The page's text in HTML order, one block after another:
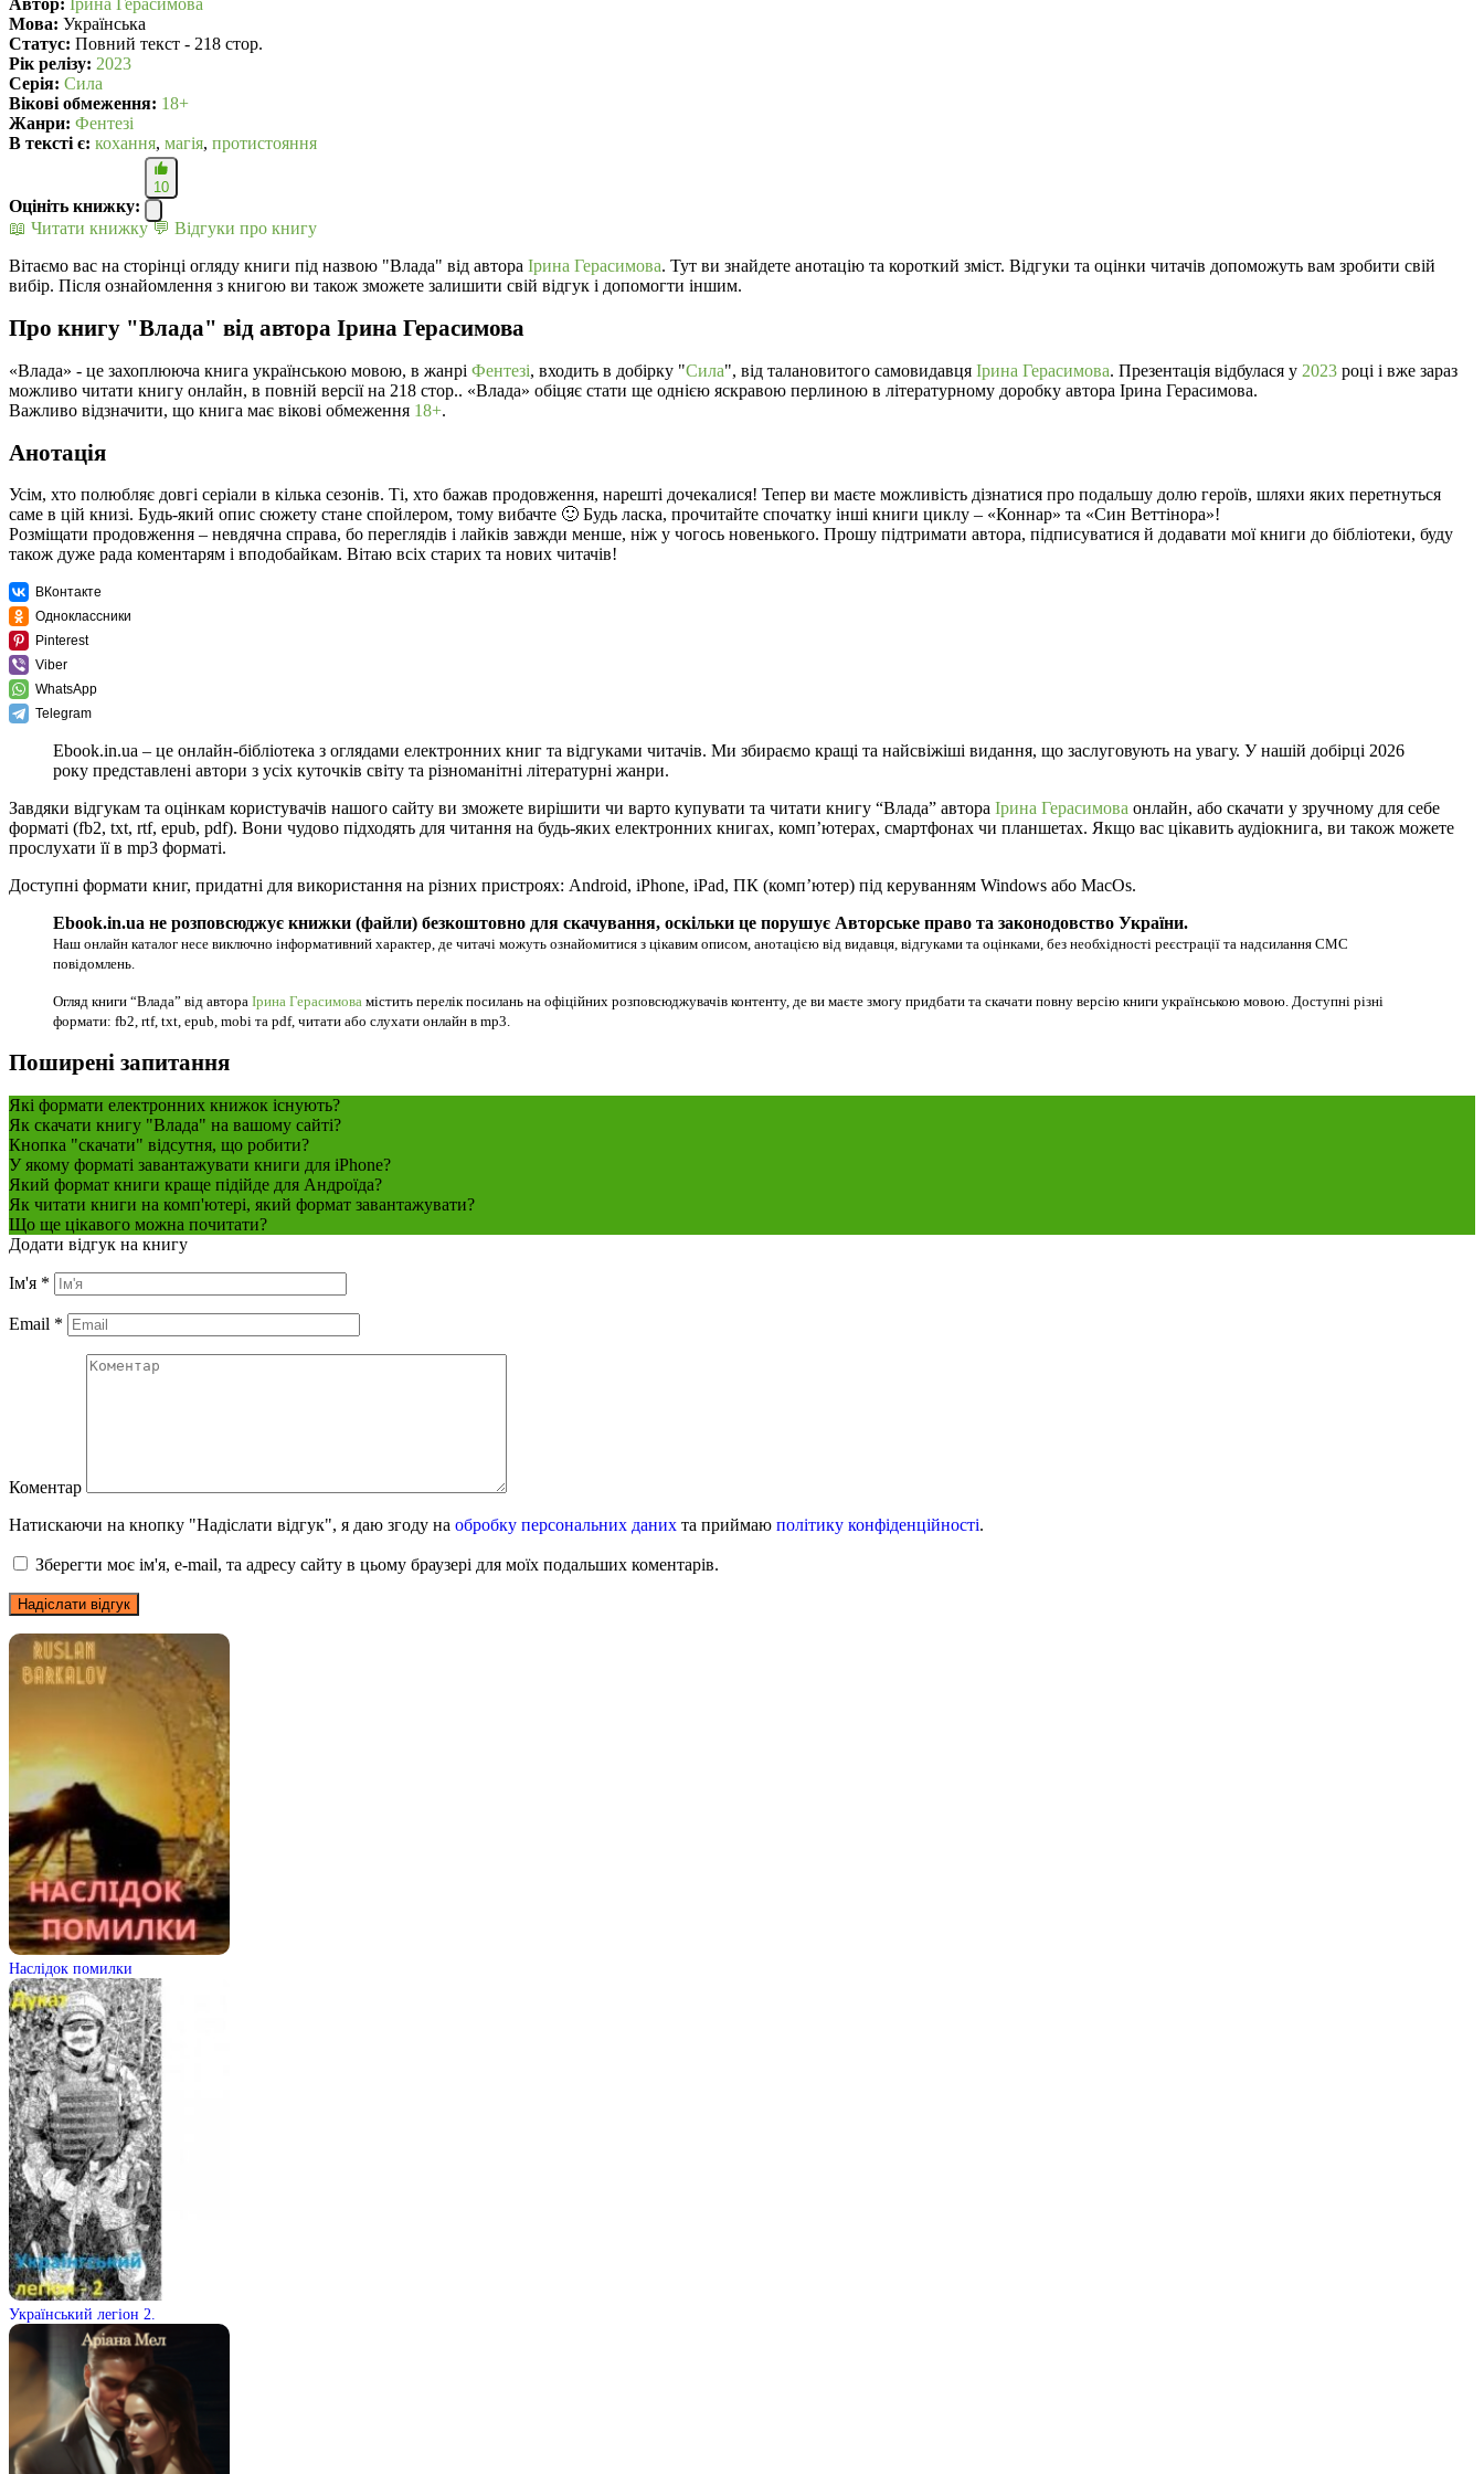
Автор: Ірина Герасимова
Мова: Українська
Статус: Повний текст - 218 стор.
Рік релізу: 2023
Серія: Сила
Вікові обмеження: 18+
Жанри: Фентезі
В текcті є: кохання, магія, протистояння
Оцініть книжку:
10
📖 Читати книжку 💬 Відгуки про книгу
Вітаємо вас на сторінці огляду книги під назвою "Влада" від автора Ірина Герасимова. Тут ви знайдете анотацію та короткий зміст. Відгуки та оцінки читачів допоможуть вам зробити свій
вибір. Після ознайомлення з книгою ви також зможете залишити свій відгук і допомогти іншим.
Про книгу "Влада" від автора Ірина Герасимова
«Влада» - це захоплююча книга українською мовою, в жанрі Фентезі, входить в добірку "Сила", від талановитого самовидавця Ірина Герасимова. Презентація відбулася у 2023 році і вже зараз
можливо читати книгу онлайн, в повній версії на 218 стор.. «Влада» обіцяє стати ще однією яскравою перлиною в літературному доробку автора Ірина Герасимова.
Важливо відзначити, що книга має вікові обмеження 18+.
Анотація
Усім, хто полюбляє довгі серіали в кілька сезонів. Ті, хто бажав продовження, нарешті дочекалися! Тепер ви маєте можливість дізнатися про подальшу долю героїв, шляхи яких перетнуться
саме в цій книзі. Будь-який опис сюжету стане спойлером, тому вибачте 🙂 Будь ласка, прочитайте спочатку інші книги циклу – «Коннар» та «Син Веттінора»!
Розміщати продовження – невдячна справа, бо переглядів і лайків завжди менше, ніж у чогось новенького. Прошу підтримати автора, підписуватися й додавати мої книги до бібліотеки, буду
також дуже рада коментарям і вподобайкам. Вітаю всіх старих та нових читачів!
ВКонтакте
Одноклассники
Pinterest
Viber
WhatsApp
Telegram
Ebook.in.ua – це онлайн-бібліотека з оглядами електронних книг та відгуками читачів. Ми збираємо кращі та найсвіжіші видання, що заслуговують на увагу. У нашій добірці 2026
року представлені автори з усіх куточків світу та різноманітні літературні жанри.
Завдяки відгукам та оцінкам користувачів нашого сайту ви зможете вирішити чи варто купувати та читати книгу “Влада” автора Ірина Герасимова онлайн, або скачати у зручному для себе
форматі (fb2, txt, rtf, epub, pdf). Вони чудово підходять для читання на будь-яких електронних книгах, комп’ютерах, смартфонах чи планшетах. Якщо вас цікавить аудіокнига, ви також можете
прослухати її в mp3 форматі.
Доступні формати книг, придатні для використання на різних пристроях: Android, iPhone, iPad, ПК (комп’ютер) під керуванням Windows або MacOs.
Ebook.in.ua не розповсюджує книжки (файли) безкоштовно для скачування, оскільки це порушує Авторське право та законодовство України.
Наш онлайн каталог несе виключно інформативний характер, де читачі можуть ознайомитися з цікавим описом, анотацією від видавця, відгуками та оцінками, без необхідності реєстрації та надсилання СМС
повідомлень.
Огляд книги “Влада” від автора Ірина Герасимова містить перелік посилань на офіційних розповсюджувачів контенту, де ви маєте змогу придбати та скачати повну версію книги українською мовою. Доступні різні
формати: fb2, rtf, txt, epub, mobi та pdf, читати або слухати онлайн в mp3.
Поширені запитання
Які формати електронних книжок існують?
Як скачати книгу "Влада" на вашому сайті?
Кнопка "скачати" відсутня, що робити?
У якому форматі завантажувати книги для iPhone?
Який формат книги краще підійде для Андроїда?
Як читати книги на комп'ютері, який формат завантажувати?
Що ще цікавого можна почитати?
Додати відгук на книгу
Ім'я *
Email *
Коментар
Натискаючи на кнопку "Надіслати відгук", я даю згоду на обробку персональних даних та приймаю політику конфіденційності.
Зберегти моє ім'я, e-mail, та адресу сайту в цьому браузері для моїх подальших коментарів.
Наслідок помилки
Український легіон 2.